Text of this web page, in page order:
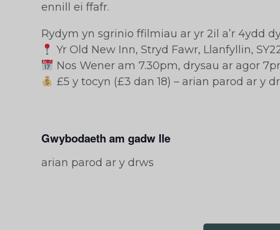
ennill ei ffafr.
Rydym yn sgrinio ffilmiau ar yr 2il a’r 4ydd
Yr Old New Inn, Stryd Fawr, Llanfyllin,
Nos Wener am 7.30pm, drysau ar agor
£5 y tocyn (£3 dan 18) – arian parod ar y
Gwybodaeth am gadw lle
arian parod ar y drws